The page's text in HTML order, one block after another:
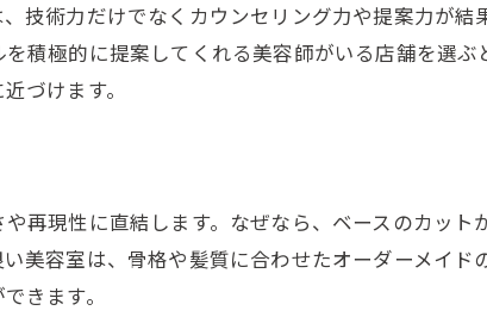
見るコスパの高い美容室情報
ラーもコスパで選ぶ美容室活用術
く美容室予約を済ませるコツ
で美容室予約の時短を実現する方法
きる美容室活用術を紹介
技術力だけでなくカウンセリング力や提案力が結
積極的に提案してくれる美容師がいる店舗を選ぶ
づけます。
再現性に直結します。なぜなら、ベースのカット
美容室は、骨格や髪質に合わせたオーダーメイド
きます。